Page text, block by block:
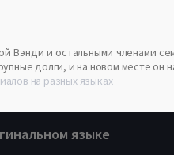
Вэнди и остальными членами
долги, и на новом месте
на разных языках
языке